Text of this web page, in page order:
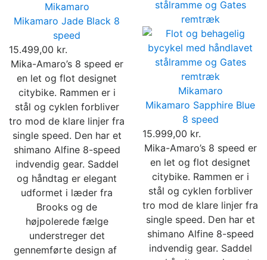
Mikamaro
Mikamaro Jade Black 8
speed
15.499,00 kr.
Mika-Amaro’s 8 speed er
en let og flot designet
citybike. Rammen er i
stål og cyklen forbliver
tro mod de klare linjer fra
single speed. Den har et
shimano Alfine 8-speed
indvendig gear. Saddel
og håndtag er elegant
udformet i læder fra
Brooks og de
højpolerede fælge
understreger det
gennemførte design af ​​
Mikamaro
Mikamaro Sapphire Blue
8 speed
15.999,00 kr.
Mika-Amaro’s 8 speed er
en let og flot designet
citybike. Rammen er i
stål og cyklen forbliver
tro mod de klare linjer fra
single speed. Den har et
shimano Alfine 8-speed
indvendig gear. Saddel